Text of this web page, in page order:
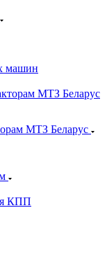
машин
МТЗ Беларус
МТЗ Беларус
КПП